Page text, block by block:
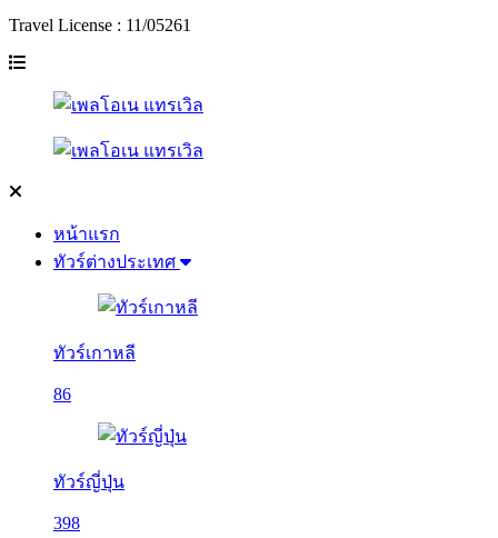
Travel License : 11/05261
หน้าแรก
ทัวร์ต่างประเทศ
ทัวร์เกาหลี
86
ทัวร์ญี่ปุ่น
398